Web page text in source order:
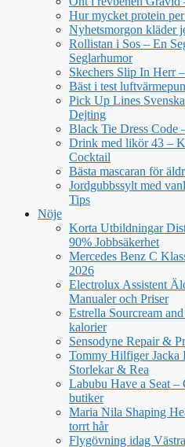
Hur mycket protein
Nyhetsmorgon kläder
Rollistan i Sos – En
Seglarhumor
Skechers Slip In Herr
Bäst i test
Pick Up Lines
Dejting
Black Tie Dress Code
Drink med likör 43 –
Cocktail
Bästa mascaran för
Jordgubbssylt med
Tips
Nöje
Korta Utbildningar
90% Jobbsäkerhet
Mercedes Benz C
2026
Electrolux Assistent
Manualer och Priser
Estrella Sourcream
kalorier
Sensodyne Repair &
Tommy Hilfiger Jacka
Storlekar & Rea
Labubu Have a Seat
butiker
Maria Nila Shaping
torrt hår
Flygövning idag